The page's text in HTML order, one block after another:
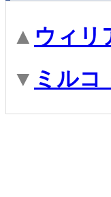
▲ ウィリ
▼ ミルコ